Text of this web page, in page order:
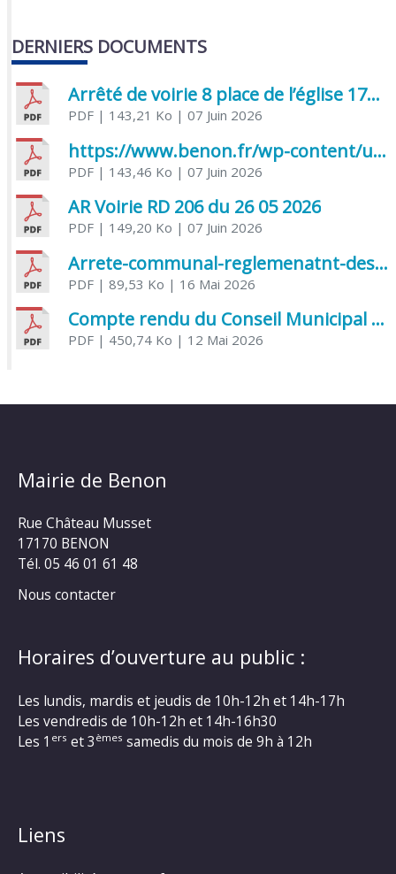
DERNIERS DOCUMENTS
Arrêté de voirie 8 place de l’église 17170 Benon
PDF| 143,21 Ko | 07 Juin 2026
https://www.benon.fr/wp-content/uploads/2026/06/AR-Voirie-Chemin-de-Lafond-du-26-05-2026.pdf
PDF| 143,46 Ko | 07 Juin 2026
AR Voirie RD 206 du 26 05 2026
PDF| 149,20 Ko | 07 Juin 2026
Arrete-communal-reglemenatnt-des-bruits-de-voisinage-et-des-activites-bruyantes
PDF| 89,53 Ko | 16 Mai 2026
Compte rendu du Conseil Municipal du 06 mai 2026
PDF| 450,74 Ko | 12 Mai 2026
Mairie de Benon
Rue Château Musset
17170 BENON
Tél. 05 46 01 61 48
Nous contacter
Horaires d’ouverture au public :
Les lundis, mardis et jeudis de 10h-12h et 14h-17h
Les vendredis de 10h-12h et 14h-16h30
Les 1 ers et 3 èmes samedis du mois de 9h à 12h
Liens